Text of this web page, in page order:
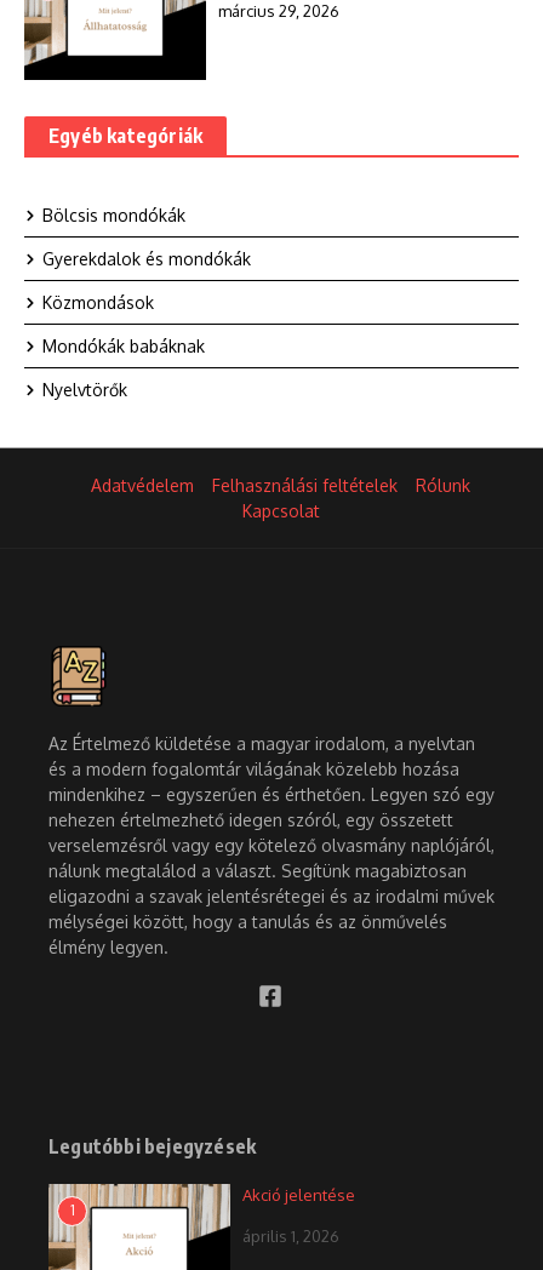
március 29, 2026
Egyéb kategóriák
Bölcsis mondókák
Gyerekdalok és mondókák
Közmondások
Mondókák babáknak
Nyelvtörők
Adatvédelem Felhasználási feltételek
Rólunk
Kapcsolat
Az Értelmező küldetése a magyar irodalom, a nyelvtan
és a modern fogalomtár világának közelebb hozása
mindenkihez – egyszerűen és érthetően. Legyen szó egy
nehezen értelmezhető idegen szóról, egy összetett
verselemzésről vagy egy kötelező olvasmány naplójáról,
nálunk megtalálod a választ. Segítünk magabiztosan
eligazodni a szavak jelentésrétegei és az irodalmi művek
mélységei között, hogy a tanulás és az önművelés
élmény legyen.
Legutóbbi bejegyzések
1
Akció jelentése
április 1, 2026